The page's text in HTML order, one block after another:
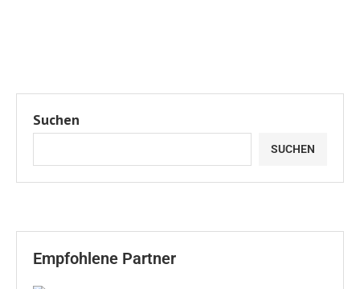
Suchen
SUCHEN
Empfohlene Partner